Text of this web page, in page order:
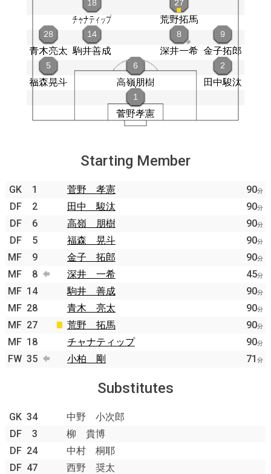
Starting Member
GK 1 菅野 孝憲 90分
DF 2 田中 駿汰 90分
DF 6 高嶺 朋樹 90分
DF 5 福森 晃斗 90分
MF 9 金子 拓郎 90分
MF 8 深井 一希 45分
MF 14 駒井 善成 90分
MF 28 青木 亮太 90分
MF 27 荒野 拓馬 90分
MF 18 チャナティップ 90分
FW 35 小柏 剛 71 分
Substitutes
GK 34
中野 小次郎
DF
3
柳 貴博
DF 24
中村 桐耶
DF 47
西野 奨太